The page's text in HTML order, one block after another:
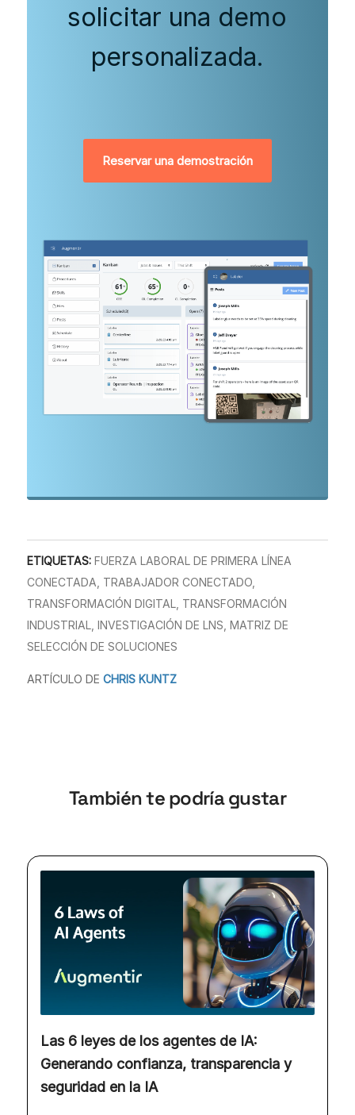
solicitar una demo
personalizada.
Reservar una demostración
ETIQUETAS: FUERZA LABORAL DE PRIMERA LÍNEA
CONECTADA TRABAJADOR CONECTADO,
TRANSFORMACIÓN DIGITAL TRANSFORMACIÓN
INDUSTRIAL INVESTIGACIÓN DE LNS MATRIZ DE
SELECCIÓN DE SOLUCIONES
ARTÍCULO DE CHRIS KUNTZ
También te podría gustar
Las 6 leyes de los agentes de IA:
Generando confianza, transparencia y
seguridad en la IA